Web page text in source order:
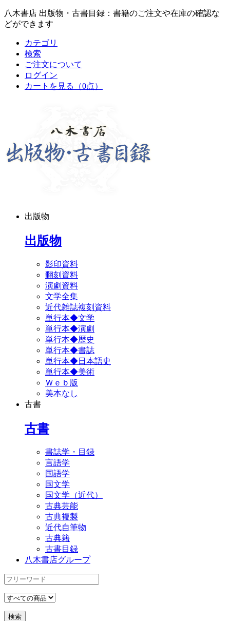
八木書店 出版物・古書目録：書籍のご注文や在庫の確認な
どができます
カテゴリ
検索
ご注文について
ログイン
カートを見る
（0点）
出版物
出版物
影印資料
翻刻資料
演劇資料
文学全集
近代雑誌複刻資料
単行本◆文学
単行本◆演劇
単行本◆歴史
単行本◆書誌
単行本◆日本語史
単行本◆美術
Ｗｅｂ版
美本なし
古書
古書
書誌学・目録
言語学
国語学
国文学
国文学（近代）
古典芸能
古典複製
近代自筆物
古典籍
古書目録
八木書店グループ